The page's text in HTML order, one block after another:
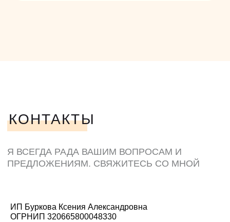
ИП Буркова Ксения Александровна
ОГРНИП 320665800048330